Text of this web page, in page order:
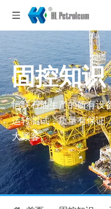
固控知识
恒联石油生产的所有设
运转测试，质量有保证
大顾客。